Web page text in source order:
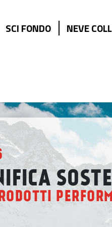
SCI FONDO NEVE